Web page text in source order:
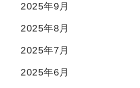
2025年9月
2025年8月
2025年7月
2025年6月